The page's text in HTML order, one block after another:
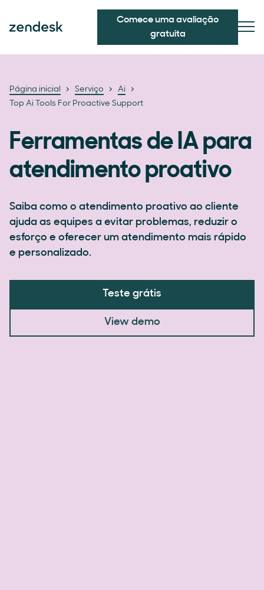
Comece uma avaliação
gratuita
Página inicial Serviço
Ai
Top Ai Tools For Proactive Support
Ferramentas de IA para
atendimento proativo
Saiba como o atendimento proativo ao cliente
ajuda as equipes a evitar problemas, reduzir o
esforço e oferecer um atendimento mais rápido
e personalizado.
Teste grátis
View demo